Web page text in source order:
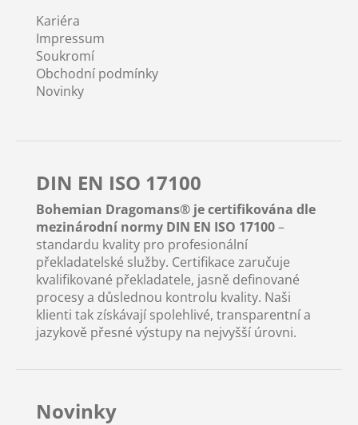
Kariéra
Impressum
Soukromí
Obchodní podmínky
Novinky
DIN EN ISO 17100
Bohemian Dragomans® je certifikována dle
mezinárodní normy DIN EN ISO 17100–
standardu kvality pro profesionální
překladatelské služby. Certifikace zaručuje
kvalifikované překladatele, jasně definované
procesy a důslednou kontrolu kvality. Naši
klienti tak získávají spolehlivé, transparentní a
jazykově přesné výstupy na nejvyšší úrovni.
Novinky